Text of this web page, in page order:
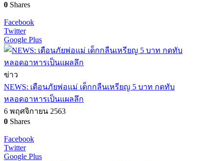
0 Shares
Facebook
Twitter
Google Plus
ข่าว
NEWS: เตือนภัยพ่อแม่ เด็กกลืนเหรียญ 5 บาท กดทับ
หลอดอาหารเป็นแผลลึก
6 พฤศจิกายน 2563
0 Shares
Facebook
Twitter
Google Plus